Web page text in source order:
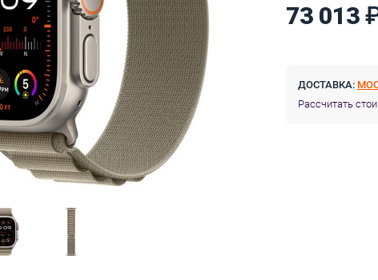
73 013
ДОСТАВКА:
Рассчитать